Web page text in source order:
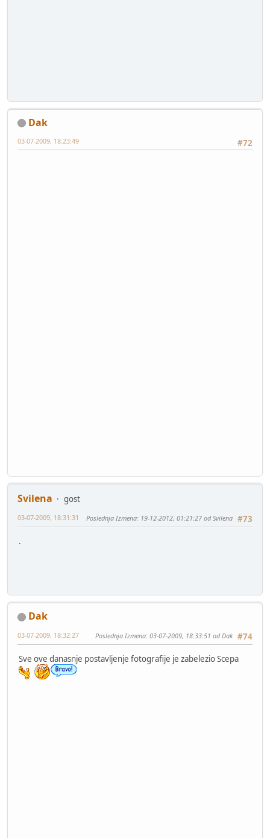
Dak
#72
03-07-2009, 18:23:49
Svilena
gost
#73
03-07-2009, 18:31:31 Poslednja Izmena: 19-12-2012, 01:21:27 od Svilena
.
Dak
#74
03-07-2009, 18:32:27 Poslednja Izmena: 03-07-2009, 18:33:51 od Dak
Sve ove danasnje postavljenje fotografije je zabelezio Scepa